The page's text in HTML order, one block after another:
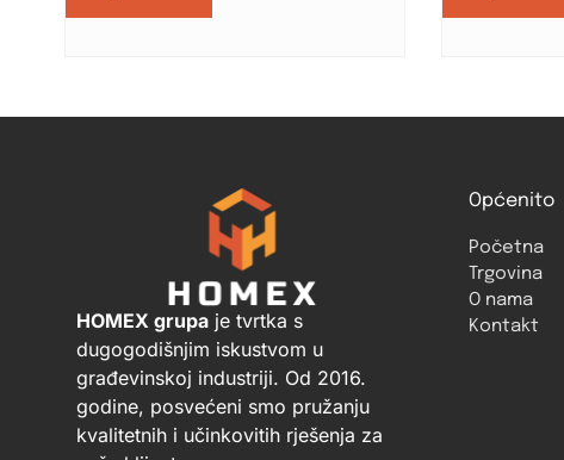
HOMEX grupaje tvrtka s
dugogodišnjim iskustvom u
građevinskoj industriji. Od 2016.
godine, posvećeni smo pružanju
kvalitetnih i učinkovitih rješenja za
Općenito
Početna
Trgovina
O nama
Kontakt